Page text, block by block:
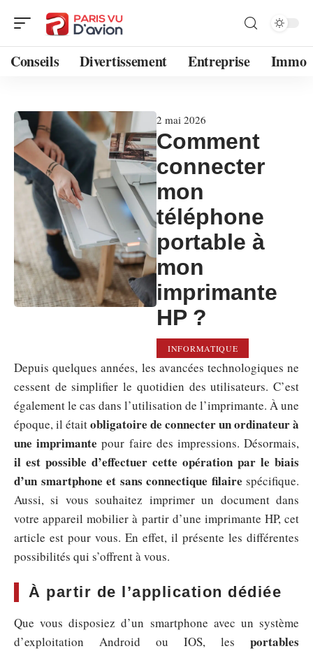
Conseils Divertissement Entreprise Immo
2 mai 2026
Comment
connecter
mon
téléphone
portable à
mon
imprimante
HP ?
INFORMATIQUE
Depuis quelques années, les avancées technologiques ne
cessent de simplifier le quotidien des utilisateurs. C’est
également le cas dans l’utilisation de l’imprimante. À une
époque, il étaitobligatoire de connecter un ordinateur à
une imprimante pour faire des impressions. Désormais,
il est possible d’effectuer cette opération par le biais
d’un smartphone et sans connectique filaire spécifique.
Aussi, si vous souhaitez imprimer un document dans
votre appareil mobilier à partir d’une imprimante HP, cet
article est pour vous. En effet, il présente les différentes
possibilités qui s’offrent à vous.
À partir de l’application dédiée
Que vous disposiez d’un smartphone avec un système
d’exploitation Android ou IOS, les portables